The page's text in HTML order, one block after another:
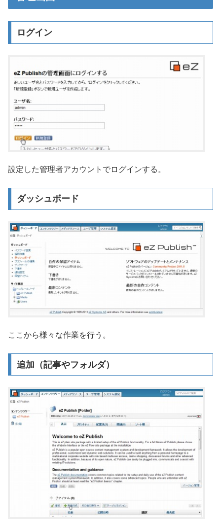
ログイン
設定した管理者アカウントでログインする。
ダッシュボード
ここから様々な作業を行う。
追加（記事やフォルダ）